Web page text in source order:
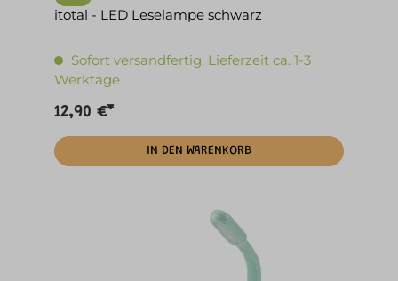
itotal - LED Leselampe schwarz
Sofort versandfertig, Lieferzeit ca. 1-3
Werktage
12,90 €*
IN DEN WARENKORB